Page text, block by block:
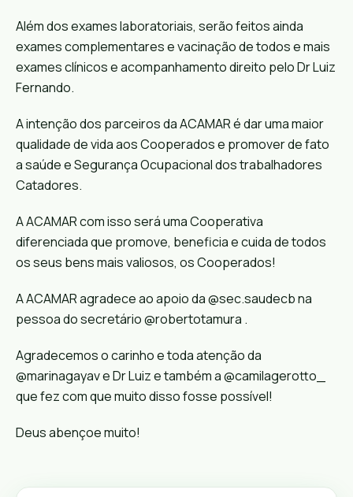
Além dos exames laboratoriais, serão feitos ainda
exames complementares e vacinação de todos e mais
exames clínicos e acompanhamento direito pelo Dr Luiz
Fernando.
A intenção dos parceiros da ACAMAR é dar uma maior
qualidade de vida aos Cooperados e promover de fato
a saúde e Segurança Ocupacional dos trabalhadores
Catadores.
A ACAMAR com isso será uma Cooperativa
diferenciada que promove, beneficia e cuida de todos
os seus bens mais valiosos, os Cooperados!
A ACAMAR agradece ao apoio da @sec.saudecb na
pessoa do secretário @robertotamura .
Agradecemos o carinho e toda atenção da
@marinagayav e Dr Luiz e também a @camilagerotto_
que fez com que muito disso fosse possível!
Deus abençoe muito!